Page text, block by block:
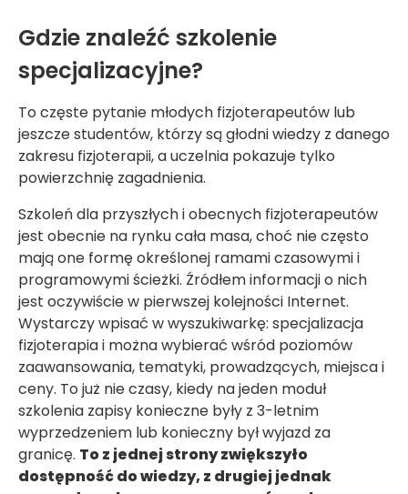
Gdzie znaleźć szkolenie
specjalizacyjne?
To częste pytanie młodych fizjoterapeutów lub
jeszcze studentów, którzy są głodni wiedzy z danego
zakresu fizjoterapii, a uczelnia pokazuje tylko
powierzchnię zagadnienia.
Szkoleń dla przyszłych i obecnych fizjoterapeutów
jest obecnie na rynku cała masa, choć nie często
mają one formę określonej ramami czasowymi i
programowymi ścieżki. Źródłem informacji o nich
jest oczywiście w pierwszej kolejności Internet.
Wystarczy wpisać w wyszukiwarkę: specjalizacja
fizjoterapia i można wybierać wśród poziomów
zaawansowania, tematyki, prowadzących, miejsca i
ceny. To już nie czasy, kiedy na jeden moduł
szkolenia zapisy konieczne były z 3-letnim
wyprzedzeniem lub konieczny był wyjazd za
granicę. To z jednej strony zwiększyło
dostępność do wiedzy, z drugiej jednak